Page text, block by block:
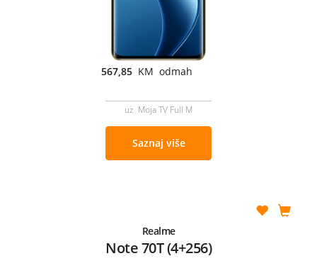
567,85 KM odmah
uz Moja TV Full M
Saznaj više
Realme
Note 70T (4+256)